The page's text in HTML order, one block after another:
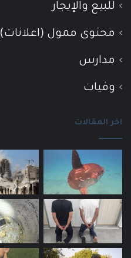
للبيع والإيجار
محتوى ممول (اعلانات)
مدارس
وفيات
اخر المقالات